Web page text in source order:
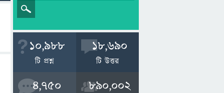
10,988
টি প্রশ্ন
18,690
টি উত্তর
4,750 890,002